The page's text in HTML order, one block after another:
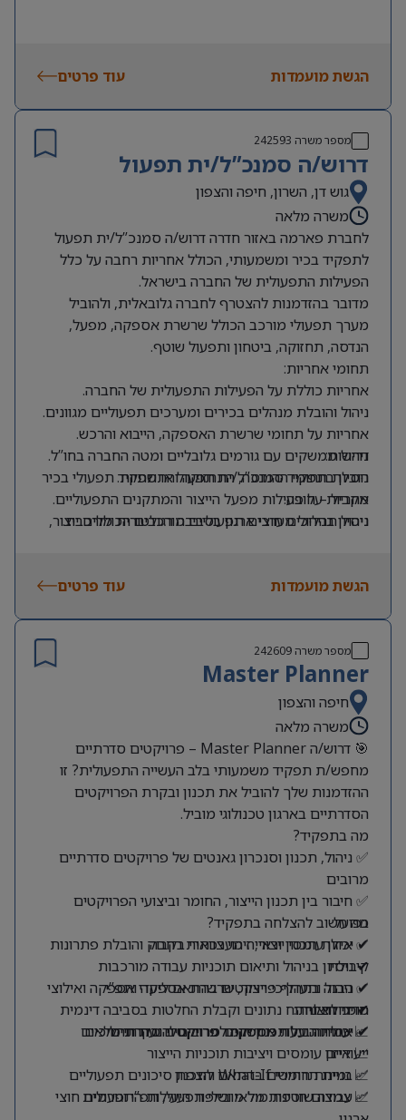
הגשת מועמדות עוד פרטים
מספר משרה 242593
דרוש/ה סמנכ”ל/ית תפעול
גוש דן, השרון, חיפה והצפון
משרה מלאה
לחברת פארמה באזור חדרה דרוש/ה סמנכ”ל/ית תפעול
לתפקיד בכיר ומשמעותי, הכולל אחריות רחבה על כלל
הפעילות התפעולית של החברה בישראל.
מדובר בהזדמנות להצטרף לחברה גלובאלית, ולהוביל
מערך תפעולי מורכב הכולל שרשרת אספקה, מפעל,
הנדסה, תחזוקה, ביטחון ותפעול שוטף.
תחומי אחריות:
אחריות כוללת על הפעילות התפעולית של החברה.
ניהול והובלת מנהלים בכירים ומערכים תפעוליים מגוונים.
אחריות על תחומי שרשרת האספקה, הייבוא והרכש.
ניהול ממשקים עם גורמים גלובליים ומטה החברה בחו”ל.
הובלת תחומי ההנדסה, התחזוקה והתשתיות.
אחריות על פעילות מפעל הייצור והמתקנים התפעוליים.
ניהול תהליכים חוצי ארגון בסביבה רגולטורית מורכבת.
הובלת תהליכי התייעלות, בקרה ושיפור ביצועים.
דרישות:
ניסיון בתפקיד סמנכ”ל/ית תפעול או תפקיד תפעולי בכיר
מקביל – חובה.
ניסיון בניהול מערכים תפעוליים מורכבים הכוללים ייצור,
ניסיון בניהול שרשרת אספקה ופעילות יבוא – חובה.
רגולטוריים דומים – חובה
ניסיון בניהול מפעל או רקע תעשייתי משמעותי – חובה
אנגלית ברמה גבוהה מאוד – חובה.
הגשת מועמדות עוד פרטים
מספר משרה242609
Master Planner
חיפה והצפון
משרה מלאה
🎯 דרוש/ה Master Planner – פרויקטים סדרתיים
מחפש/ת תפקיד משמעותי בלב העשייה התפעולית? זו
ההזדמנות שלך להוביל את תכנון ובקרת הפרויקטים
הסדרתיים בארגון טכנולוגי מוביל.
מה בתפקיד?
✅ ניהול, תכנון וסנכרון גאנטים של פרויקטים סדרתיים
מרובים
✅ חיבור בין תכנון הייצור, החומר וביצועי הפרויקטים
בפועל
✅ איזון עומסי ייצור, זיהוי צווארי בקבוק והובלת פתרונות
קיבולת
✅ ניהול ותעדוף פרויקטים בהתאם ליעדי אספקה ואילוצי
חומר וייצור
✅ אחריות על תכנון חומר פרויקטלי ובקרת מלאים
ייעודיים
✅ בניית תרחישי What-If והצפת סיכונים תפעוליים
✅ עבודה שוטפת מול מובילי תפעול, תפ”י וגורמים חוצי
מה חשוב להצלחה בתפקיד?
✔ יכולת תכנון וראייה מערכתית רחבה
✔ ניסיון בניהול ותיאום תוכניות עבודה מורכבות
✔ הבנה בתהליכי ייצור, שרשרת אספקה ותפ”י
✔ יכולת ניתוח נתונים וקבלת החלטות בסביבה דינמית
✔ יכולת הובלת ממשקים מרובים והנעת תהליכים
מדדי הצלחה:
📈 עמידה ביעדי אספקה לפרויקטים סדרתיים
📈 איזון עומסים ויציבות תוכניות הייצור
📈 זמינות חומרים בהתאם לתכנון
📈 צמצום חריגות מלאי ושיפור היעילות התפעולית